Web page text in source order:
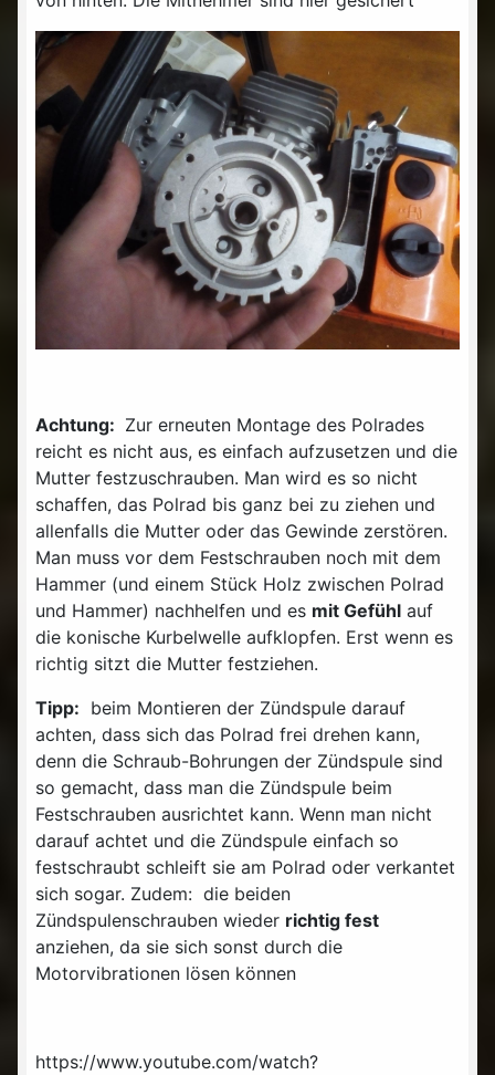
Achtung: Zur erneuten Montage des Polrades
reicht es nicht aus, es einfach aufzusetzen und die
Mutter festzuschrauben. Man wird es so nicht
schaffen, das Polrad bis ganz bei zu ziehen und
allenfalls die Mutter oder das Gewinde zerstören.
Man muss vor dem Festschrauben noch mit dem
Hammer (und einem Stück Holz zwischen Polrad
und Hammer) nachhelfen und es mit Gefühl auf
die konische Kurbelwelle aufklopfen. Erst wenn es
richtig sitzt die Mutter festziehen.
Tipp: beim Montieren der Zündspule darauf
achten, dass sich das Polrad frei drehen kann,
denn die Schraub-Bohrungen der Zündspule sind
so gemacht, dass man die Zündspule beim
Festschrauben ausrichtet kann. Wenn man nicht
darauf achtet und die Zündspule einfach so
festschraubt schleift sie am Polrad oder verkantet
sich sogar. Zudem: die beiden
Zündspulenschrauben wieder richtig fest
anziehen, da sie sich sonst durch die
Motorvibrationen lösen können
https://www.youtube.com/watch?